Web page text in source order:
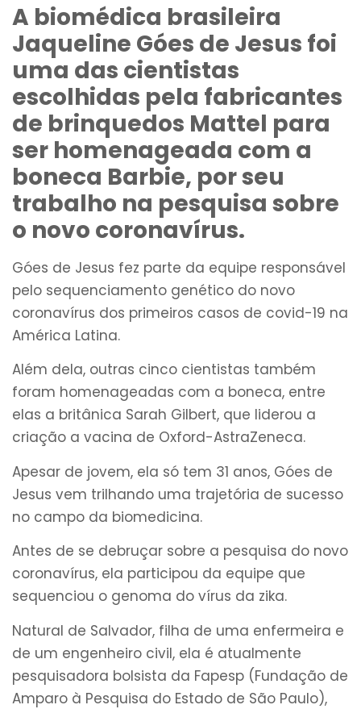
A biomédica brasileira
Jaqueline Góes de Jesus foi
uma das cientistas
escolhidas pela fabricantes
de brinquedos Mattel para
ser homenageada com a
boneca Barbie, por seu
trabalho na pesquisa sobre
o novo coronavírus.
Góes de Jesus fez parte da equipe responsável
pelo sequenciamento genético do novo
coronavírus dos primeiros casos de covid-19 na
América Latina.
Além dela, outras cinco cientistas também
foram homenageadas com a boneca, entre
elas a britânica Sarah Gilbert, que liderou a
criação a vacina de Oxford-AstraZeneca.
Apesar de jovem, ela só tem 31 anos, Góes de
Jesus vem trilhando uma trajetória de sucesso
no campo da biomedicina.
Antes de se debruçar sobre a pesquisa do novo
coronavírus, ela participou da equipe que
sequenciou o genoma do vírus da zika.
Natural de Salvador, filha de uma enfermeira e
de um engenheiro civil, ela é atualmente
pesquisadora bolsista da Fapesp (Fundação de
Amparo à Pesquisa do Estado de São Paulo),